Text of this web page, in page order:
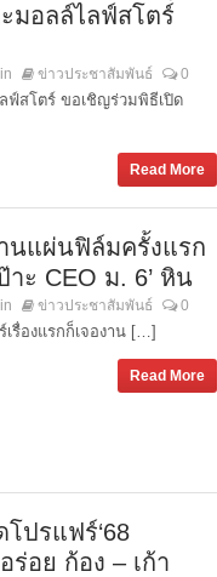
มอลล์ไลฟ์สโตร์
ข่าวประชาสัมพันธ์ 0
ฟ์สโตร์ ขอเชิญร่วมพิธีเปิด
Read More
านแผ่นฟิล์มครั้งแรก
าะ CEO ม. 6’ หิน
ข่าวประชาสัมพันธ์ 0
รื่องแรกก็เจองาน […]
Read More
ปรแฟร์‘68
ร่อย ก้อง – เก้า